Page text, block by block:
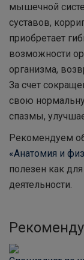
мышечной
суставов,
приобретает
возможности
организма,
За счет
свою
спазмы,
Рекомендуем
«Анатомия и
полезен как
деятельности.